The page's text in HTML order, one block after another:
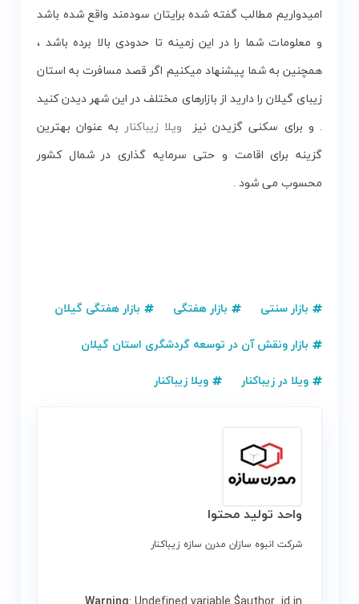
امیدواریم مطالب گفته شده برایتان سودمند واقع شده باشد
و معلومات شما را در این زمینه تا حدودی بالا برده باشد ،
همچنین به شما پیشنهاد میکنیم اگر قصد مسافرت به استان
زیبای گیلان را دارید از بازارهای مختلف در این شهر دیدن کنید
. و برای سکنی گزیدن نیز ویلا زیباکناربه عنوان بهترین
گزینه برای اقامت و حتی سرمایه گذاری در شمال کشور
محسوب می شود .
بازار سنتی بازار هفتگی
بازار هفتگی گیلان
بازار ونقش آن در توسعه گردشگری استان گیلان
ویلا در زیباکنار
ویلا زیباکنار
واحد تولید محتوا
شرکت انبوه سازان مدرن سازه زیباکنار